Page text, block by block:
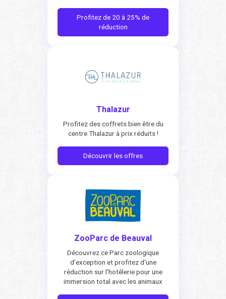
Profitez de 20 à 25% de
réduction
Thalazur
Profitez des coffrets bien être du
centre Thalazur à prix réduits !
Découvrir les offres
ZooParc de Beauval
Découvrez ce Parc zoologique
d’exception et profitez d'une
réduction sur l'hotêlerie pour une
immersion total avec les animaux